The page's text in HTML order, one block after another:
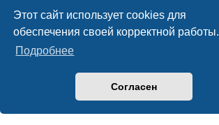
Этот сайт использует cookies для
обеспечения своей корректной работы.
Подробнее
Согласен